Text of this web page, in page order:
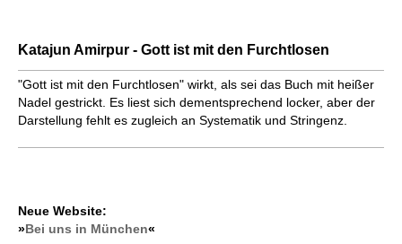
Katajun Amirpur - Gott ist mit den Furchtlosen
"Gott ist mit den Furchtlosen" wirkt, als sei das Buch mit heißer
Nadel gestrickt. Es liest sich dementsprechend locker, aber der
Darstellung fehlt es zugleich an Systematik und Stringenz.
Neue Website:
»Bei uns in München«